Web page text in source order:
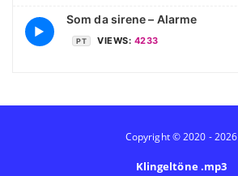
▶
Som da sirene – Alarme
PT VIEWS: 4233
Copyright © 2020 - 2026
Klingeltöne .mp3